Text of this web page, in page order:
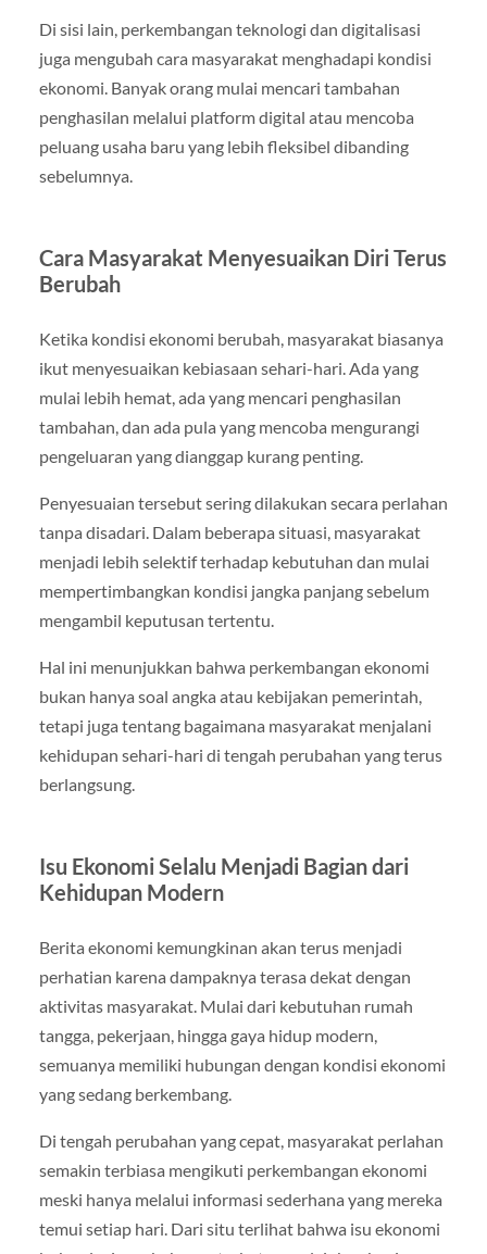
Di sisi lain, perkembangan teknologi dan digitalisasi
juga mengubah cara masyarakat menghadapi kondisi
ekonomi. Banyak orang mulai mencari tambahan
penghasilan melalui platform digital atau mencoba
peluang usaha baru yang lebih fleksibel dibanding
sebelumnya.
Cara Masyarakat Menyesuaikan Diri Terus
Berubah
Ketika kondisi ekonomi berubah, masyarakat biasanya
ikut menyesuaikan kebiasaan sehari-hari. Ada yang
mulai lebih hemat, ada yang mencari penghasilan
tambahan, dan ada pula yang mencoba mengurangi
pengeluaran yang dianggap kurang penting.
Penyesuaian tersebut sering dilakukan secara perlahan
tanpa disadari. Dalam beberapa situasi, masyarakat
menjadi lebih selektif terhadap kebutuhan dan mulai
mempertimbangkan kondisi jangka panjang sebelum
mengambil keputusan tertentu.
Hal ini menunjukkan bahwa perkembangan ekonomi
bukan hanya soal angka atau kebijakan pemerintah,
tetapi juga tentang bagaimana masyarakat menjalani
kehidupan sehari-hari di tengah perubahan yang terus
berlangsung.
Isu Ekonomi Selalu Menjadi Bagian dari
Kehidupan Modern
Berita ekonomi kemungkinan akan terus menjadi
perhatian karena dampaknya terasa dekat dengan
aktivitas masyarakat. Mulai dari kebutuhan rumah
tangga, pekerjaan, hingga gaya hidup modern,
semuanya memiliki hubungan dengan kondisi ekonomi
yang sedang berkembang.
Di tengah perubahan yang cepat, masyarakat perlahan
semakin terbiasa mengikuti perkembangan ekonomi
meski hanya melalui informasi sederhana yang mereka
temui setiap hari. Dari situ terlihat bahwa isu ekonomi